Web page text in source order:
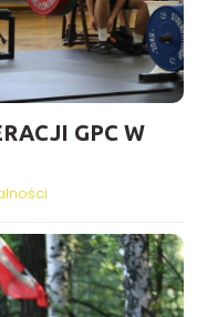
GPC W